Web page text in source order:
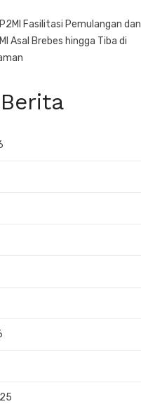
Fasilitasi Pemulangan dan
Asal Brebes hingga Tiba di